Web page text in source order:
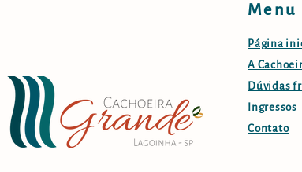
Menu
Página
A
Dúvidas
Ingressos
Contato